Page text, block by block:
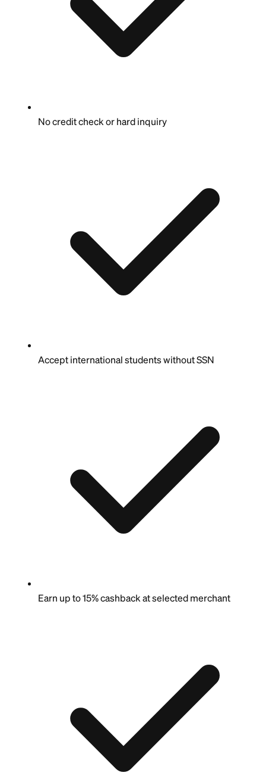
No credit check or hard inquiry
Accept international students without SSN
Earn up to 15% cashback at selected merchant